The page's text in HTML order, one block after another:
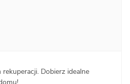
Dobierz idealne